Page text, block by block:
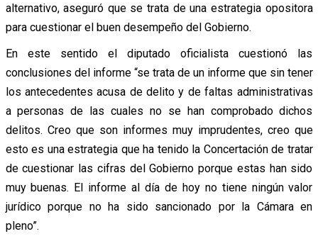
alternativo, aseguró que se trata de una estrategia opositora
para cuestionar el buen desempeño del Gobierno.
En este sentido el diputado oficialista cuestionó las
conclusiones del informe “se trata de un informe que sin tener
los antecedentes acusa de delito y de faltas administrativas
a personas de las cuales no se han comprobado dichos
delitos. Creo que son informes muy imprudentes, creo que
esto es una estrategia que ha tenido la Concertación de tratar
de cuestionar las cifras del Gobierno porque estas han sido
muy buenas. El informe al día de hoy no tiene ningún valor
jurídico porque no ha sido sancionado por la Cámara en
pleno”.